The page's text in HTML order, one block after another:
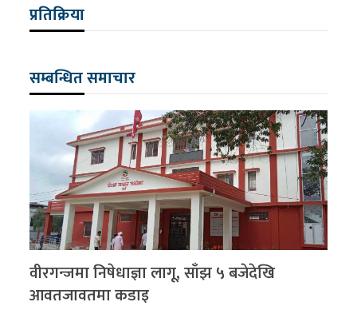
प्रतिक्रिया
सम्बन्धित समाचार
वीरगन्जमा निषेधाज्ञा लागू, साँझ ५ बजेदेखि
आवतजावतमा कडाइ